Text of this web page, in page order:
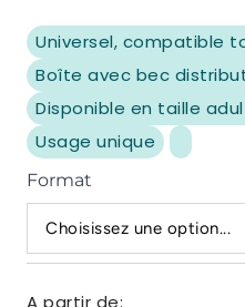
Universel, compatible
Boîte avec bec
Disponible en taille
Usage unique
Format
Choisissez une option...
A partir de: